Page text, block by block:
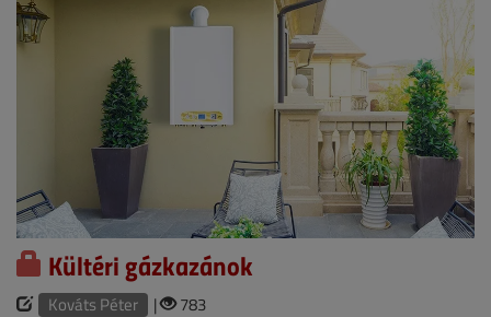
Kültéri gázkazánok
Kováts Péter |
783